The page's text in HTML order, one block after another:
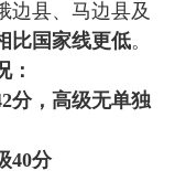
边县、马边县及
比国家线更低。
：
分，高级无单独
40分